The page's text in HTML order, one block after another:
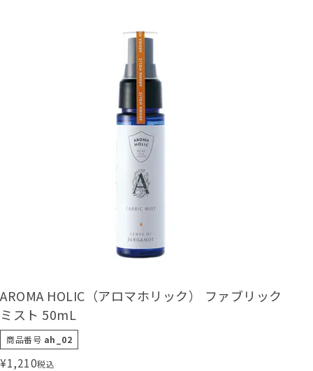
AROMA HOLIC（アロマホリック） ファブリック
ミスト 50mL
商品番号 ah_02
¥1,210税込